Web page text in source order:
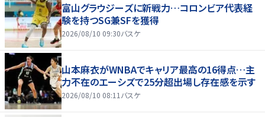
富山グラウジーズに新戦力…コロンビア代表経
験を持つSG兼SFを獲得
2026/08/10 09:30バスケ
山本麻衣がWNBAでキャリア最高の16得点…主
力不在のエーシズで25分超出場し存在感を示す
2026/08/10 08:11 バスケ